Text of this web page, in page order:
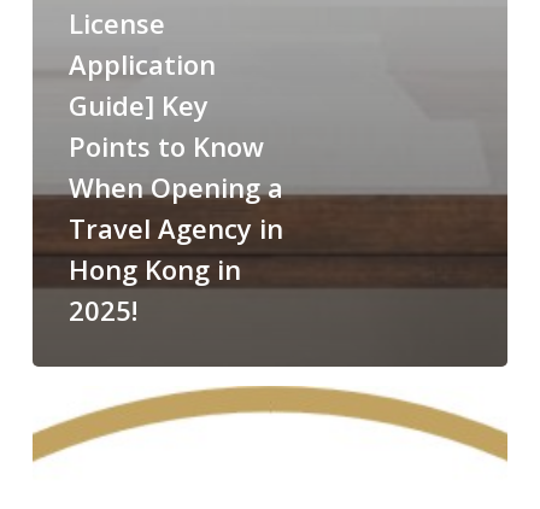
License
Application
Guide] Key
Points to Know
When Opening a
Travel Agency in
Hong Kong in
2025!